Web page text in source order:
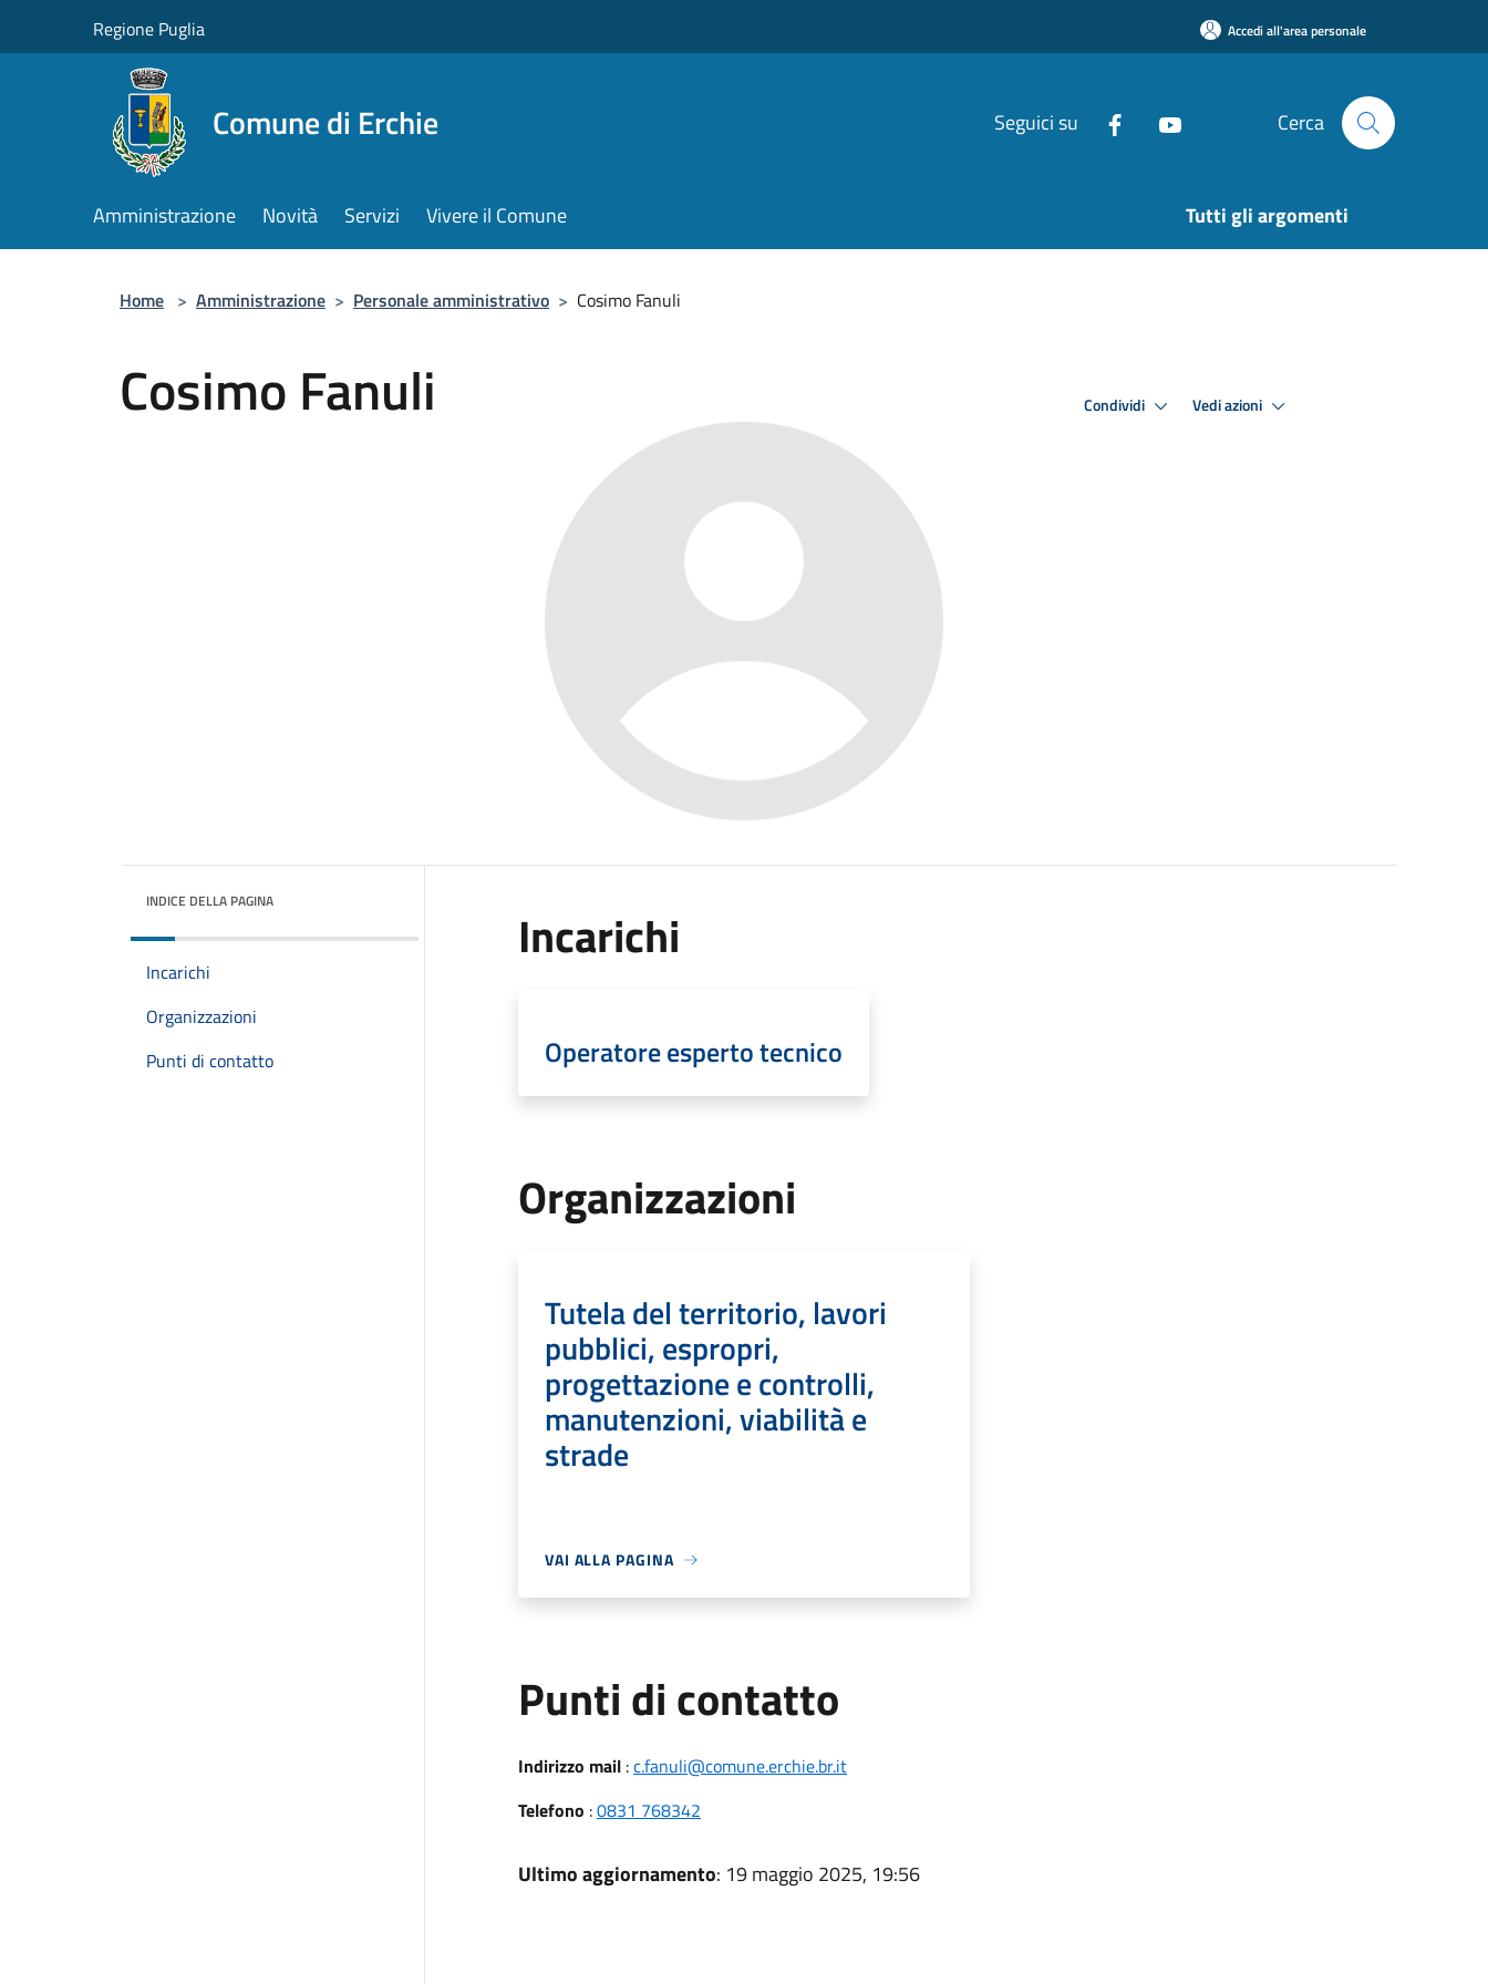
Regione Puglia Accedi all'area personale
Comune di Erchie Seguici su Cerca
Amministrazione Novità Servizi Vivere il Comune Tutti gli argomenti
Home > Amministrazione > Personale amministrativo > Cosimo Fanuli
Cosimo Fanuli Condividi Vedi azioni
INDICE DELLA PAGINA
Incarichi
Organizzazioni
Punti di contatto
Incarichi
Operatore esperto tecnico
Organizzazioni
Tutela del territorio, lavori
pubblici, espropri,
progettazione e controlli,
manutenzioni, viabilità e
strade
VAI ALLA PAGINA
Punti di contatto
Indirizzo mail:c.fanuli@comune.erchie.br.it
Telefono :0831 768342
Ultimo aggiornamento: 19 maggio 2025, 19:56